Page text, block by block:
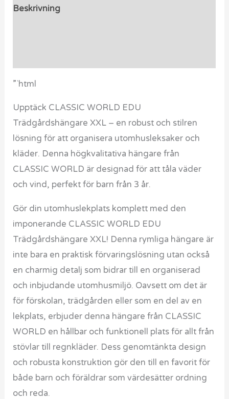
Beskrivning
”`html
Upptäck CLASSIC WORLD EDU
Trädgårdshängare XXL – en robust och stilren
lösning för att organisera utomhusleksaker och
kläder. Denna högkvalitativa hängare från
CLASSIC WORLD är designad för att tåla väder
och vind, perfekt för barn från 3 år.
Gör din utomhuslekplats komplett med den
imponerande CLASSIC WORLD EDU
Trädgårdshängare XXL! Denna rymliga hängare är
inte bara en praktisk förvaringslösning utan också
en charmig detalj som bidrar till en organiserad
och inbjudande utomhusmiljö. Oavsett om det är
för förskolan, trädgården eller som en del av en
lekplats, erbjuder denna hängare från CLASSIC
WORLD en hållbar och funktionell plats för allt från
stövlar till regnkläder. Dess genomtänkta design
och robusta konstruktion gör den till en favorit för
både barn och föräldrar som värdesätter ordning
och reda.